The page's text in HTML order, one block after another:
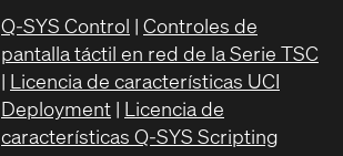
Q-SYS Control | Controles de
pantalla táctil en red de la Serie TSC
| Licencia de características UCI
Deployment | Licencia de
características Q-SYS Scripting